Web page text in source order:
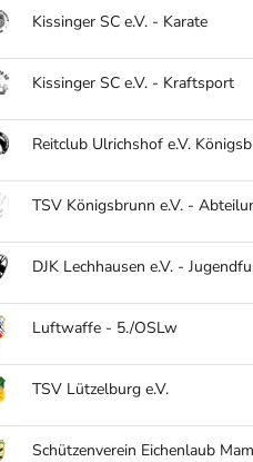
Kissinger SC e.V. - Karate
Kissinger SC e.V. - Kraftsport
Reitclub Ulrichshof e.V.
TSV Königsbrunn e.V. -
DJK Lechhausen e.V. -
Luftwaffe - 5./OSLw
TSV Lützelburg e.V.
Schützenverein Eichenlaub